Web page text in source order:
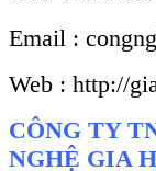
Email :
Web : http://
CÔNG TY
NGHỆ GIA